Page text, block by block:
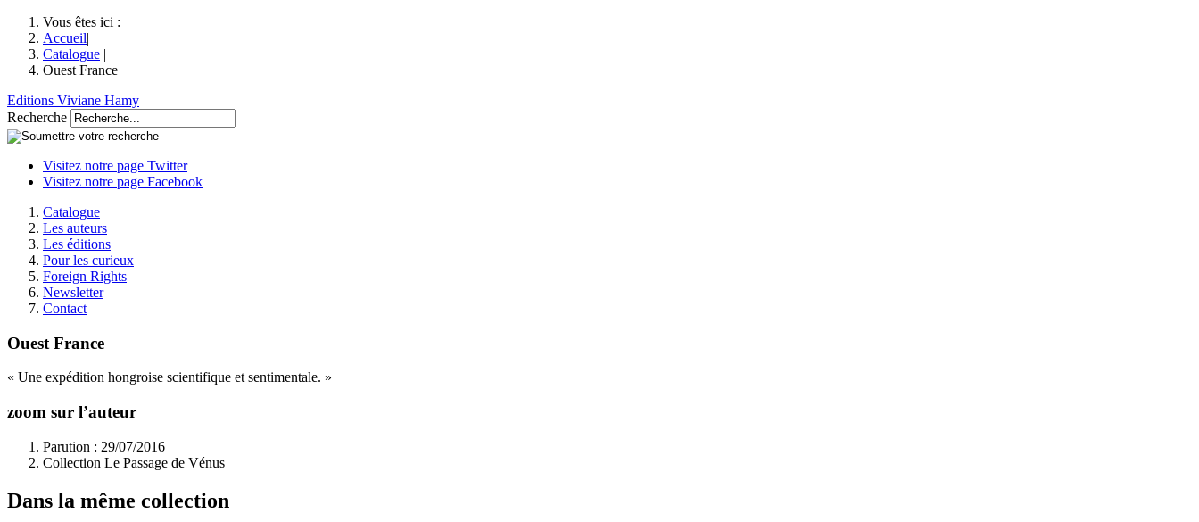
Vous êtes ici :
Accueil|
Catalogue |
Ouest France
Editions Viviane Hamy
Recherche
Visitez notre page Twitter
Visitez notre page Facebook
Catalogue
Les auteurs
Les éditions
Pour les curieux
Foreign Rights
Newsletter
Contact
Ouest France
« Une expédition hongroise scientifique et sentimentale. »
zoom sur l’auteur
Parution : 29/07/2016
Collection Le Passage de Vénus
Dans la même collection